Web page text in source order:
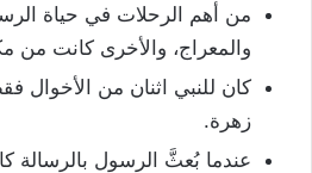
من أهم الرحلات في حياة
والمعراج، والأخرى كانت من
كان للنبي اثنان من الأخوال
زهرة.
عندما بُعثَّ الرسول بالرسالة